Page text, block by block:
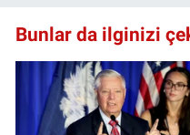
Bunlar da ilginizi